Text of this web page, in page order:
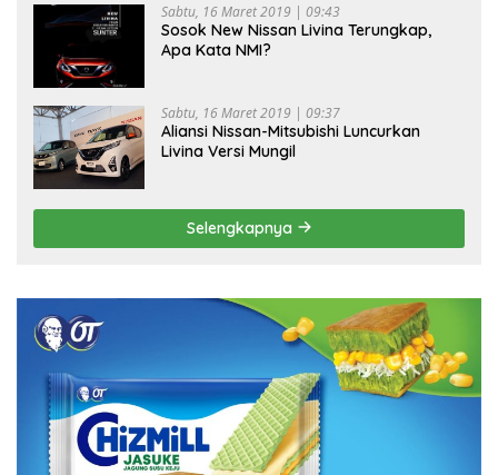
Sabtu, 16 Maret 2019 | 09:43
Sosok New Nissan Livina Terungkap,
Apa Kata NMI?
Sabtu, 16 Maret 2019 | 09:37
Aliansi Nissan-Mitsubishi Luncurkan
Livina Versi Mungil
Selengkapnya